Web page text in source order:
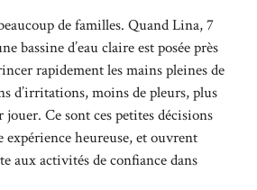
de familles. Quand Lina, 7
bassine d’eau claire est posée près
rapidement les mains pleines de
d’irritations, moins de pleurs, plus
Ce sont ces petites décisions
heureuse, et ouvrent
aux activités de confiance dans